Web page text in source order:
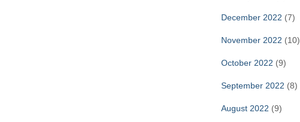
December 2022 (7)
November 2022 (10)
October 2022 (9)
September 2022 (8)
August 2022 (9)